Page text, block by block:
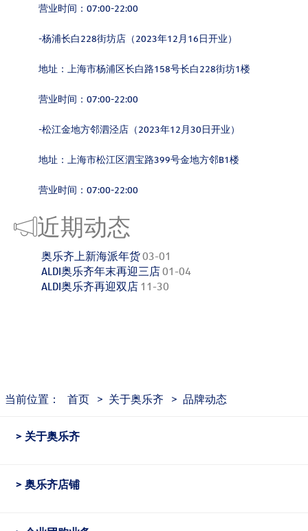
营业时间：07:00-22:00
-杨浦长白228街坊店（2023年12月16日开业）
地址：上海市杨浦区长白路158号长白228街坊1楼
营业时间：07:00-22:00
-松江金地方邻泗泾店（2023年12月30日开业）
地址：上海市松江区泗宝路399号金地方邻B1楼
营业时间：07:00-22:00
近期动态
奥乐齐上新海派年货03-01
ALDI奥乐齐年末再迎三店 01-04
ALDI奥乐齐再迎双店 11-30
当前位置： 首页 > 关于奥乐齐 > 品牌动态
关于奥乐齐
奥乐齐店铺